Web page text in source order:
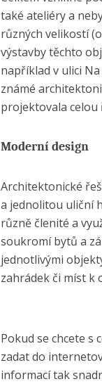
také ateliéry a
různých velikostí
výstavby těchto
například v ulici
známé
projektovala celou
Moderní design
Architektonické
a jednolitou uliční
různě členité a
soukromí bytů a
jednotlivými
zahrádek či míst k
Pokud se chcete s
zadat do
informací tak